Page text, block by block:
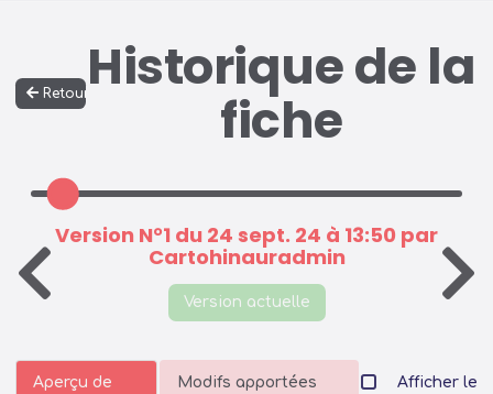
Retour Historique de la
fiche
Version N°1 du 24 sept. 24 à 13:50 par
Cartohinauradmin
Version actuelle
Aperçu de
Modifs apportées
Afficher le